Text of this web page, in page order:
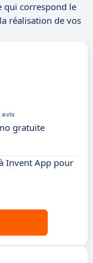
qui correspond le
réalisation de vos
avis
gratuite
Invent App pour